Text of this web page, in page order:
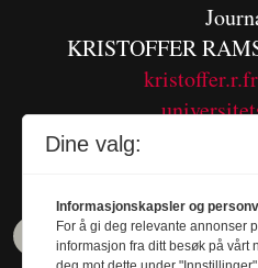
KRISTOFFER
Dine valg:
Informasjonskapsler og
For å gi deg relevante annonser
informasjon fra ditt besøk på vårt